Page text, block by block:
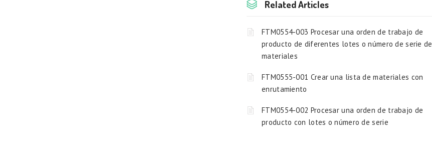
Related Articles
FTM0554-003 Procesar una orden de trabajo de
producto de diferentes lotes o número de serie de
materiales
FTM0555-001 Crear una lista de materiales con
enrutamiento
FTM0554-002 Procesar una orden de trabajo de
producto con lotes o número de serie